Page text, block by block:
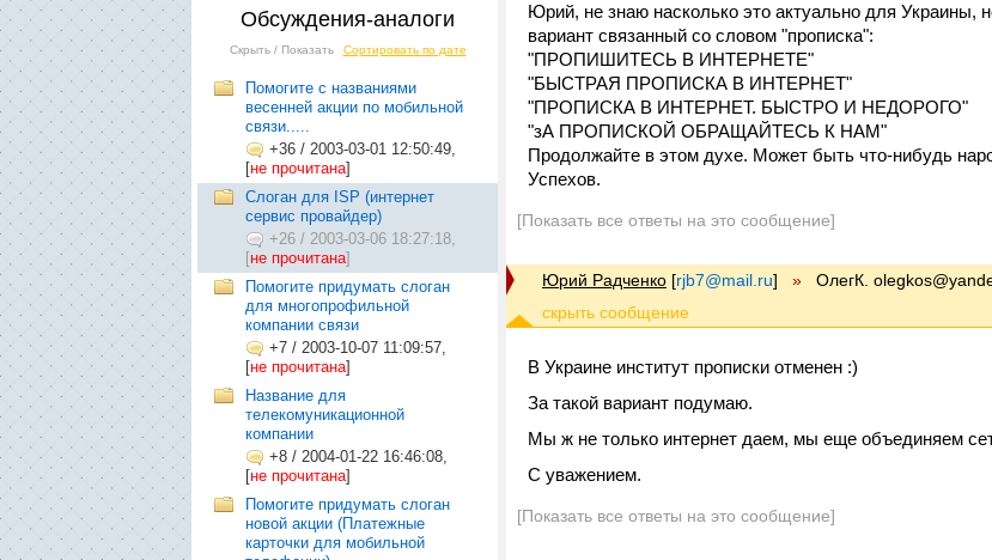
Обсуждения-аналоги
Скрыть / Показать Сортировать по дате
Помогите с названиями
весенней акции по мобильной
связи.....
+36 / 2003-03-01 12:50:49,
[не прочитана]
Слоган для ISP (интернет
сервис провайдер)
+26 / 2003-03-06 18:27:18,
[не прочитана]
Помогите придумать слоган
для многопрофильной
компании связи
+7 / 2003-10-07 11:09:57,
[не прочитана]
Название для
телекомуникационной
компании
+8 / 2004-01-22 16:46:08,
[не прочитана]
Помогите придумать слоган
новой акции (Платежные
карточки для мобильной
Юрий, не знаю насколько это актуально для
вариант связанный со словом "прописка":
"ПРОПИШИТЕСЬ В ИНТЕРНЕТЕ"
"БЫСТРАЯ ПРОПИСКА В ИНТЕРНЕТ"
"ПРОПИСКА В ИНТЕРНЕТ. БЫСТРО И НЕДОРОГО"
"зА ПРОПИСКОЙ ОБРАЩАЙТЕСЬ К НАМ"
Продолжайте в этом духе. Может быть что-нибудь
Успехов.
[Показать все ответы на это сообщение]
Юрий Радченко [rjb7@mail.ru] » ОлегК.
В Украине институт прописки отменен :)
За такой вариант подумаю.
Мы ж не только интернет даем, мы еще объединяем
С уважением.
[Показать все ответы на это сообщение]